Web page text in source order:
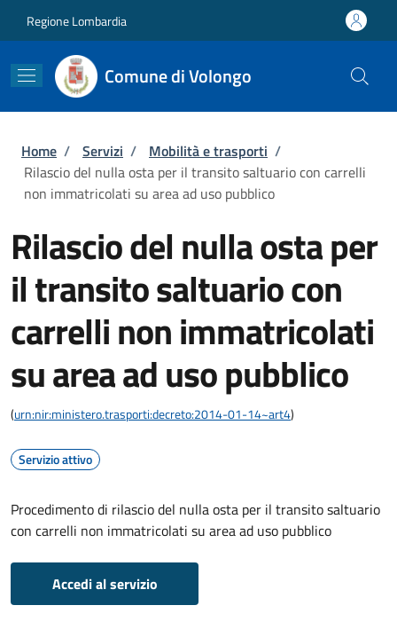
Regione Lombardia
Comune di Volongo
Briciole di pane
Home / Servizi / Mobilità e trasporti /
Rilascio del nulla osta per il transito saltuario con carrelli
non immatricolati su area ad uso pubblico
Rilascio del nulla osta per
il transito saltuario con
carrelli non immatricolati
su area ad uso pubblico
(urn:nir:ministero.trasporti:decreto:2014-01-14~art4)
Servizio attivo
Procedimento di rilascio del nulla osta per il transito saltuario
con carrelli non immatricolati su area ad uso pubblico
Accedi al servizio